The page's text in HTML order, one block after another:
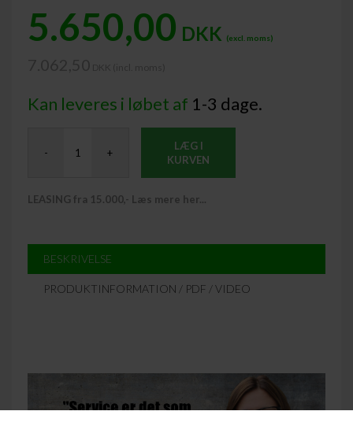
5.650,00 DKK (excl. moms)
Kan leveres i løbet af 1-3 dage.
- +
LÆG I
KURVEN
LEASING fra 15.000,- Læs mere her...
BESKRIVELSE
PRODUKTINFORMATION / PDF / VIDEO